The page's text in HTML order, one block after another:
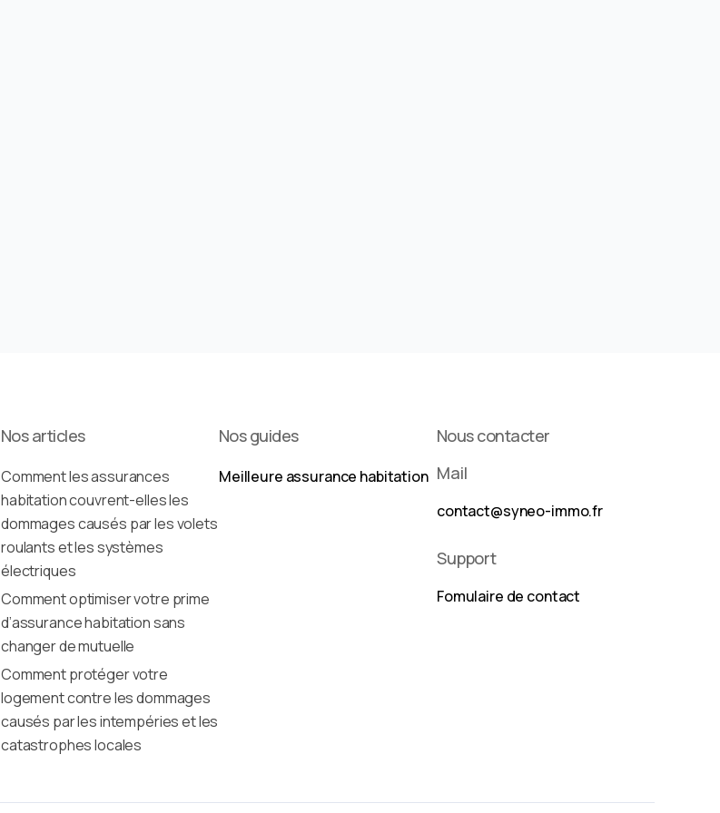
Nos articles
Comment les assurances
habitation couvrent-elles les
dommages causés par les volets
roulants et les systèmes
électriques
Comment optimiser votre prime
d’assurance habitation sans
changer de mutuelle
Comment protéger votre
logement contre les dommages
causés par les intempéries et les
catastrophes locales
Nos guides
Meilleure assurance habitation
Nous contacter
Mail
contact@syneo-immo.fr
Support
Fomulaire de contact